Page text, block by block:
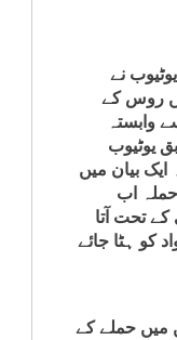
ویڈیوز
سیاست
قومی
کلام
نے
روس کے
وابستہ
یوٹیوب
بیان میں
اب
تحت آتا
کو ہٹا جائے
میں حملے کے